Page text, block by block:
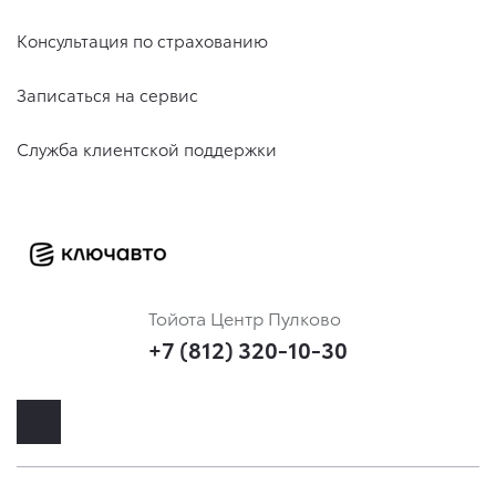
Консультация по страхованию
Записаться на сервис
Служба клиентской поддержки
Тойота Центр Пулково
+7 (812) 320-10-30